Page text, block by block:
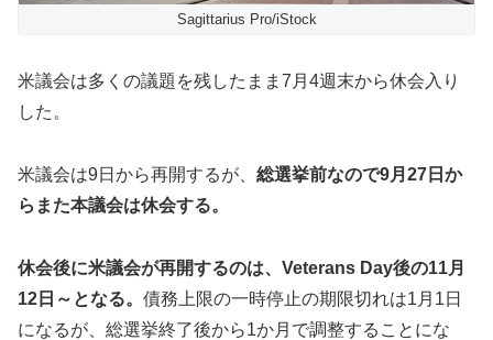
Sagittarius Pro/iStock
米議会は多くの議題を残したまま7月4週末から休会入り
した。
米議会は9日から再開するが、 総選挙前なので9月27日か
らまた本議会は休会する。
休会後に米議会が再開するのは、Veterans Day後の11月
12日～となる。 債務上限の一時停止の期限切れは1月1日
になるが、総選挙終了後から1か月で調整することにな